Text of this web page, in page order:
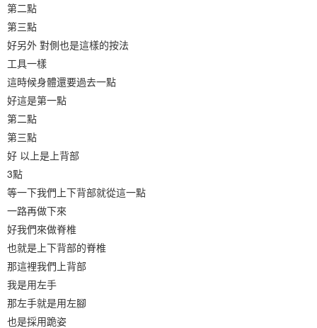
第二點
第三點
好另外 對側也是這樣的按法
工具一樣
這時候身體還要過去一點
好這是第一點
第二點
第三點
好 以上是上背部
3點
等一下我們上下背部就從這一點
一路再做下來
好我們來做脊椎
也就是上下背部的脊椎
那這裡我們上背部
我是用左手
那左手就是用左腳
也是採用跪姿